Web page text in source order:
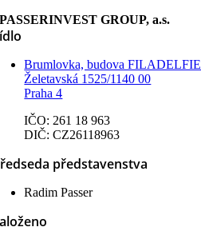
PASSERINVEST GROUP, a.s.
Brumlovka, budova FILADELFIE
Želetavská 1525/1140 00
Praha 4
IČO: 261 18 963
DIČ: CZ26118963
představenstva
Radim Passer